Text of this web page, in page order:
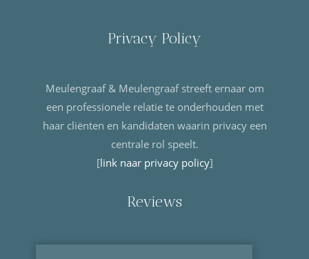
Privacy Policy
Meulengraaf & Meulengraaf streeft ernaar om
een professionele relatie te onderhouden met
haar cliënten en kandidaten waarin privacy een
centrale rol speelt.
[link naar privacy policy]
Reviews